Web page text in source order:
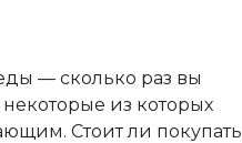
— сколько раз вы
из которых
Стоит ли покупать